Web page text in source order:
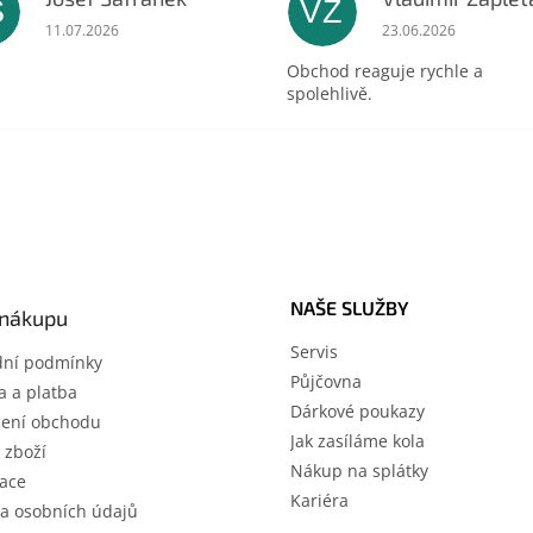
Hodnocení obchodu je 5 z 5 hvězdiček.
11.07.2026
VZ Hodnocení
23.06.2026
Obchod reaguje rychle a
spolehlivě.
podmínky
a platba
obchodu
zboží
osobních údajů
NAŠE SLUŽBY
Servis
Půjčovna
Dárkové poukazy
Jak zasíláme kola
Nákup na splátky
Kariéra